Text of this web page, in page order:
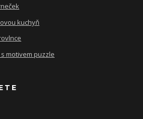
kuchyň
motivem puzzle